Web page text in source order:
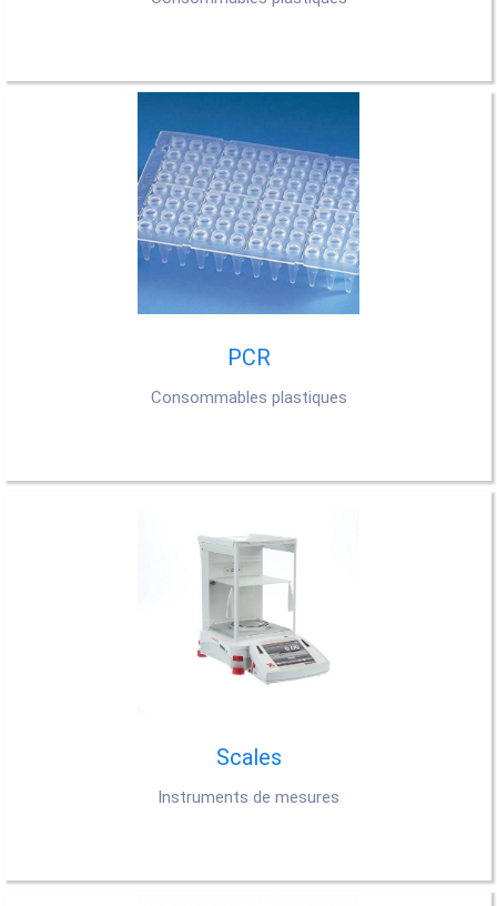
PCR
Consommables plastiques
Scales
Instruments de mesures